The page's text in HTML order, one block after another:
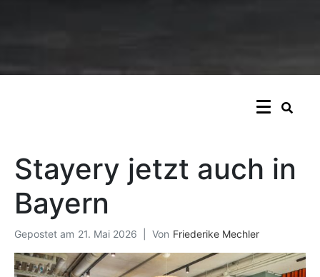
Stayery jetzt auch in
Bayern
Gepostet am 21. Mai 2026 Von Friederike Mechler